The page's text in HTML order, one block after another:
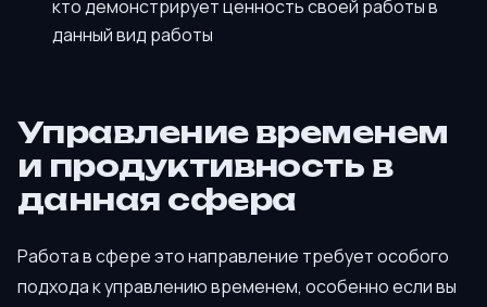
кто демонстрирует ценность своей работы в
данный вид работы
Управление временем
и продуктивность в
данная сфера
Работа в сфере это направление требует особого
подхода к управлению временем, особенно если вы